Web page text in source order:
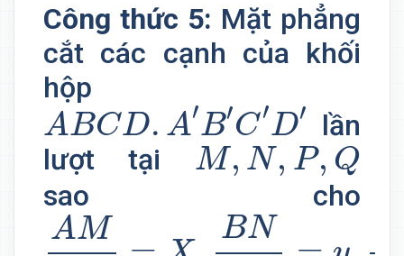
Công thức 5: Mặt phẳng
cắt các cạnh của khối
hộp
ABCD. A′B′C′D′
ABCD.A B′C′D′
lần
lượt tại M, N , P, Q
M,N,P,Q
sao cho
AM
BN
AM A NBB y,CP